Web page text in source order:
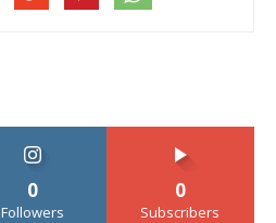
0
Followers
0
Subscribers